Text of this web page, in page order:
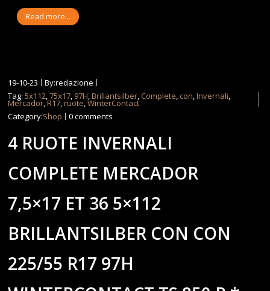
Read more...
19-10-23
By:redazione
Tag:5x112,75x17, 97H,Brillantsilber, Complete, con,Invernali,
Mercador,R17,ruote,WinterContact
Category:Shop 0 comments
4 RUOTE INVERNALI
COMPLETE MERCADOR
7,5×17 ET 36 5×112
BRILLANTSILBER CON CON
225/55 R17 97H